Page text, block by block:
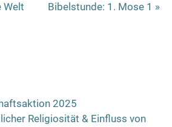
Welt
Bibelstunde: 1. Mose 1 »
2025
Religiosität & Einfluss von